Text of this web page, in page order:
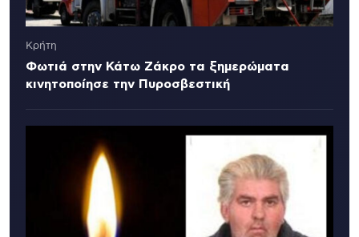
Κρήτη
Φωτιά στην Κάτω Ζάκρο τα ξημερώματα
κινητοποίησε την Πυροσβεστική